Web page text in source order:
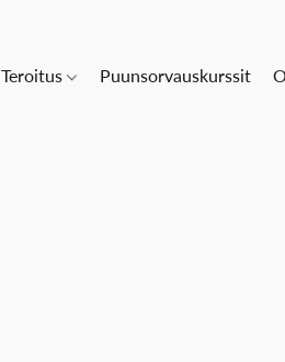
Teroitus Puunsorvauskurssit